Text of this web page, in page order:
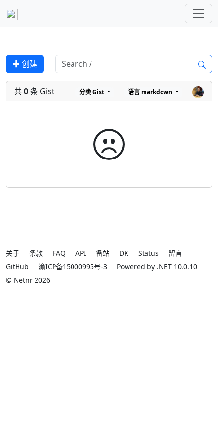
✚ 创建
共0条 Gist 分类Gist 语言 markdown
关于 条款 FAQ API 备站 DK Status
留言
GitHub
渝ICP备15000995号-3
Powered by .NET 10.0.10
© Netnr 2026